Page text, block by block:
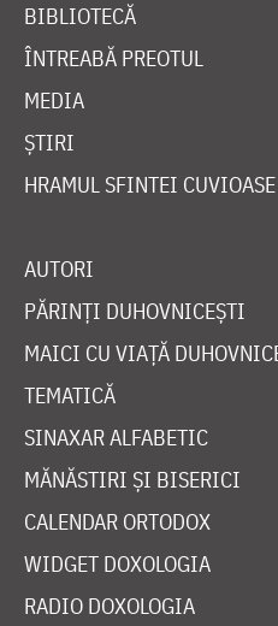
BIBLIOTECĂ
ÎNTREABĂ PREOTUL
MEDIA
ȘTIRI
HRAMUL SFINTEI
AUTORI
PĂRINȚI DUHOVNICEȘTI
MAICI CU VIAȚĂ
TEMATICĂ
SINAXAR ALFABETIC
MĂNĂSTIRI ȘI BISERICI
CALENDAR ORTODOX
WIDGET DOXOLOGIA
RADIO DOXOLOGIA